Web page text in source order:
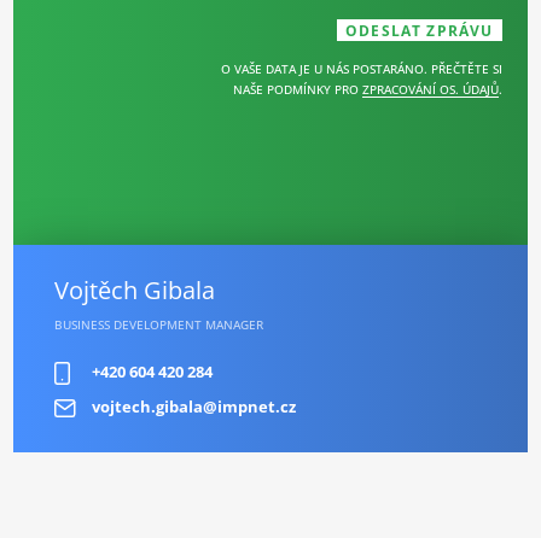
O VAŠE DATA JE U NÁS POSTARÁNO. PŘEČTĚTE SI
NAŠE PODMÍNKY PRO ZPRACOVÁNÍ OS. ÚDAJŮ.
Vojtěch Gibala
BUSINESS DEVELOPMENT MANAGER
+420 604 420 284
vojtech.gibala@impnet.cz